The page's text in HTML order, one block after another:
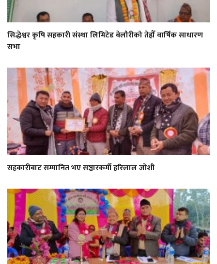
सिद्धेश्वर कृषि सहकारी संस्था लिमिटेड बेलौरीको तेह्रौँ वार्षिक साधारण
सभा
सहकारीबाट सम्मानित भए सञ्चारकर्मी हरिलाल जोशी